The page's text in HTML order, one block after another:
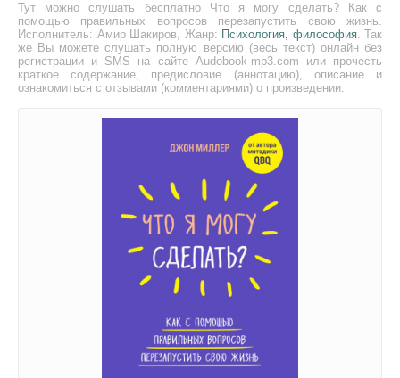
Тут можно слушать бесплатно Что я могу сделать? Как с
помощью правильных вопросов перезапустить свою жизнь.
Исполнитель: Амир Шакиров, Жанр: Психология, философия. Так
же Вы можете слушать полную версию (весь текст) онлайн без
регистрации и SMS на сайте Audobook-mp3.com или прочесть
краткое содержание, предисловие (аннотацию), описание и
ознакомиться с отзывами (комментариями) о произведении.